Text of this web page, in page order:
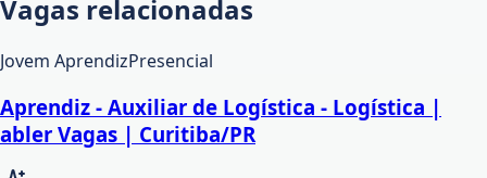
Vagas relacionadas
Jovem AprendizPresencial
Aprendiz - Auxiliar de Logística - Logística |
abler Vagas | Curitiba/PR